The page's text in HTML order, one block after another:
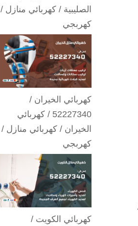
الصليبية / كهربائي منازل /
كهربجي
كهربائي الخيران /
52227340 / كهربائي
الخيران / كهربائي منازل /
كهربجي
كهربائي الكويت /